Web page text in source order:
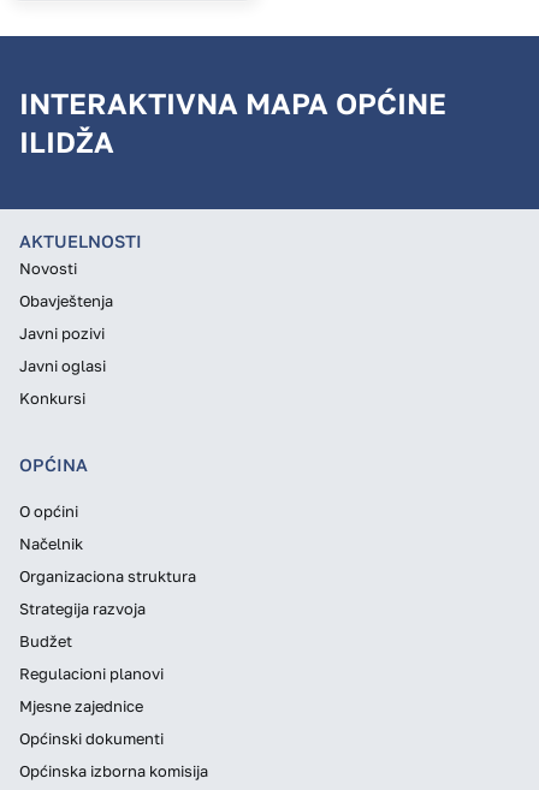
INTERAKTIVNA MAPA OPĆINE
ILIDŽA
AKTUELNOSTI
Novosti
Obavještenja
Javni pozivi
Javni oglasi
Konkursi
OPĆINA
O općini
Načelnik
Organizaciona struktura
Strategija razvoja
Budžet
Regulacioni planovi
Mjesne zajednice
Općinski dokumenti
Općinska izborna komisija